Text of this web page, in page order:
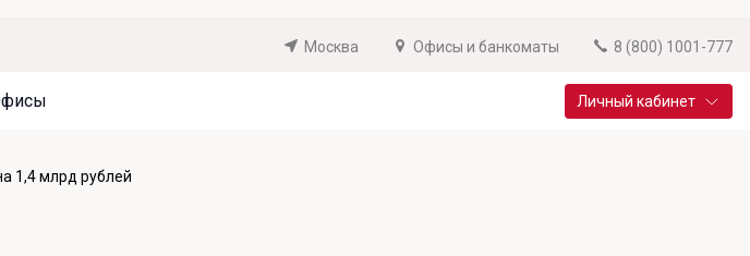
Москва Офисы и банкоматы 8 (800) 1001-777
Личный кабинет
1,4 млрд рублей